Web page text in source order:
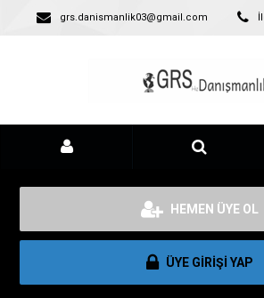
grs.danismanlik03@gmail.com
HEMEN ÜYE OL
ÜYE GİRİŞİ YAP